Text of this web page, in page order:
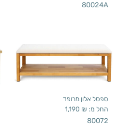
80024A
ספסל אלון מרופד
החל מ: 1,190 ₪
80072